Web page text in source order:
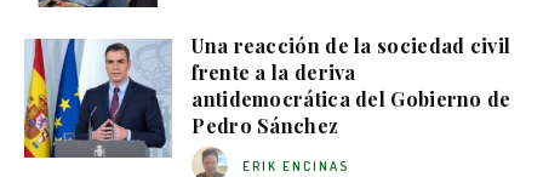
Una reacción de la sociedad civil
frente a la deriva
antidemocrática del Gobierno de
Pedro Sánchez
ERIK ENCINAS